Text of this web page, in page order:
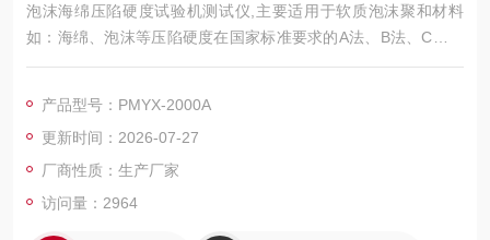
泡沫海绵压陷硬度试验机测试仪,主要适用于软质泡沫聚和材料
如：海绵、泡沫等压陷硬度在国家标准要求的A法、B法、C法及
其它试验条件下对标准尺寸的海绵、泡沫等试样进行标准的测
入硬度检验以及压缩应力的测试。
产品型号：PMYX-2000A
更新时间：2026-07-27
厂商性质：生产厂家
访问量：2964